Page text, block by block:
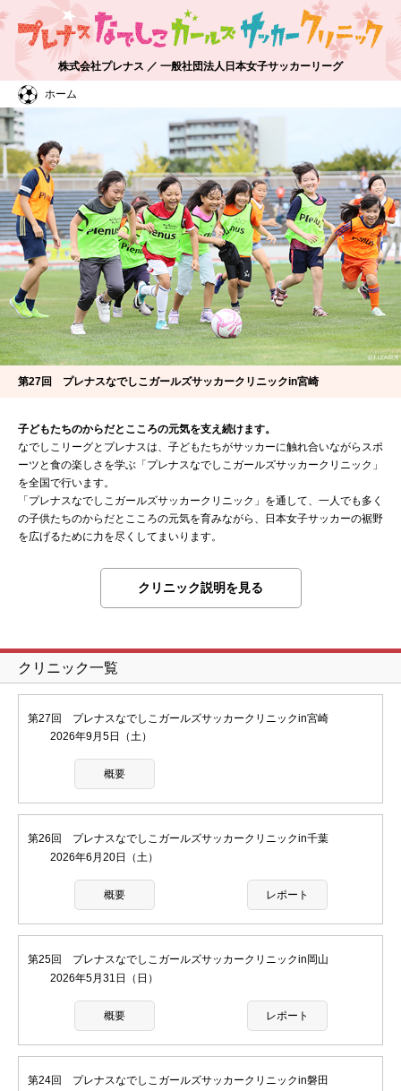
株式会社プレナス ／ 一般社団法人日本女子サッカーリーグ
ホーム
第27回 プレナスなでしこガールズサッカークリニックin宮崎
子どもたちのからだとこころの元気を支え続けます。
なでしこリーグとプレナスは、子どもたちがサッカーに触れ合いながらスポ
ーツと食の楽しさを学ぶ「プレナスなでしこガールズサッカークリニック」
を全国で行います。
「プレナスなでしこガールズサッカークリニック」を通して、一人でも多く
の子供たちのからだとこころの元気を育みながら、日本女子サッカーの裾野
を広げるために力を尽くしてまいります。
クリニック説明を見る
クリニック一覧
第27回 プレナスなでしこガールズサッカークリニックin宮崎
2026年9月5日（土）
概要
第26回 プレナスなでしこガールズサッカークリニックin千葉
2026年6月20日（土）
概要 レポート
第25回 プレナスなでしこガールズサッカークリニックin岡山
2026年5月31日（日）
概要 レポート
第24回 プレナスなでしこガールズサッカークリニックin磐田